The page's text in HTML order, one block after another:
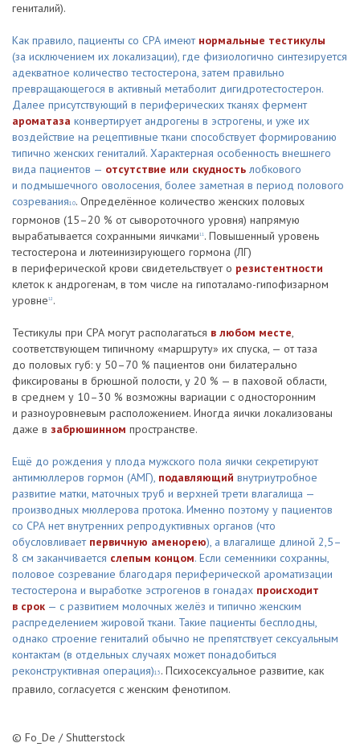
гениталий).
Как правило, пациенты со СРА имеют нормальные тестикулы
(за исключением их локализации), где физиологично синтезируется
адекватное количество тестостерона, затем правильно
превращающегося в активный метаболит дигидротестостерон.
Далее присутствующий в периферических тканях фермент
ароматаза конвертирует андрогены в эстрогены, и уже их
воздействие на рецептивные ткани способствует формированию
типично женских гениталий. Характерная особенность внешнего
вида пациентов — отсутствие или скудность лобкового
и подмышечного оволосения, более заметная в период полового
созревания10. Определённое количество женских половых
гормонов (15–20 % от сывороточного уровня) напрямую
вырабатывается сохранными яичками11 . Повышенный уровень
тестостерона и лютеинизирующего гормона (ЛГ)
в периферической крови свидетельствует о резистентности
клеток к андрогенам, в том числе на гипоталамо-гипофизарном
уровне12 .
Тестикулы при СРА могут располагаться в любом месте,
соответствующем типичному «маршруту» их спуска, — от таза
до половых губ: у 50–70 % пациентов они билатерально
фиксированы в брюшной полости, у 20 % — в паховой области,
в среднем у 10–30 % возможны вариации с односторонним
и разноуровневым расположением. Иногда яички локализованы
даже в забрюшинном пространстве.
Ещё до рождения у плода мужского пола яички секретируют
антимюллеров гормон (АМГ), подавляющий внутриутробное
развитие матки, маточных труб и верхней трети влагалища —
производных мюллерова протока. Именно поэтому у пациентов
со СРА нет внутренних репродуктивных органов (что
обусловливает первичную аменорею), а влагалище длиной 2,5–
8 см заканчивается слепым концом. Если семенники сохранны,
половое созревание благодаря периферической ароматизации
тестостерона и выработке эстрогенов в гонадах происходит
в срок — с развитием молочных желёз и типично женским
распределением жировой ткани. Такие пациенты бесплодны,
однако строение гениталий обычно не препятствует сексуальным
контактам (в отдельных случаях может понадобиться
реконструктивная операция)13 . Психосексуальное развитие, как
правило, согласуется с женским фенотипом.
© Fo_De / Shutterstock